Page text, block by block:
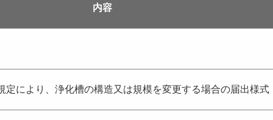
内容
定により、浄化槽の構造又は規模を変更する場合の届出様式